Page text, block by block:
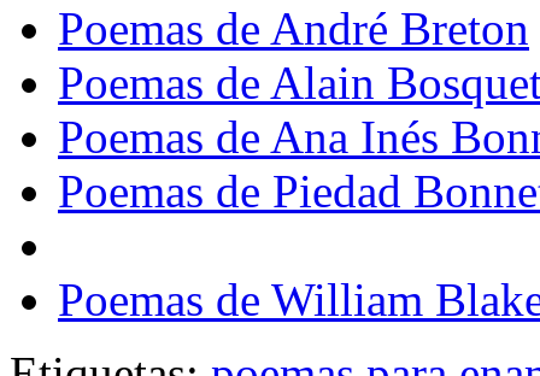
Poemas de André Breton
Poemas de Alain
Poemas de Ana Inés
Poemas de Piedad
Poemas de William